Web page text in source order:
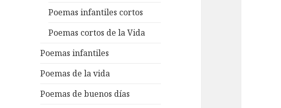
Poemas infantiles cortos
Poemas cortos de la Vida
Poemas infantiles
Poemas de la vida
Poemas de buenos días